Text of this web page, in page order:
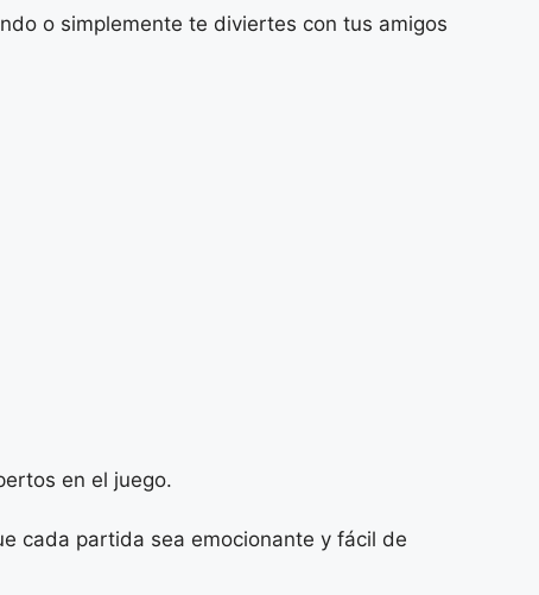
o simplemente te diviertes con tus amigos
en el juego.
cada partida sea emocionante y fácil de